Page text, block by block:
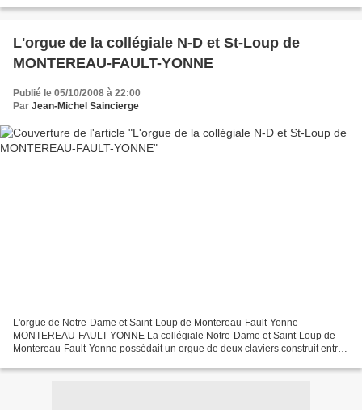
L'orgue de la collégiale N-D et St-Loup de
MONTEREAU-FAULT-YONNE
Publié le 05/10/2008 à 22:00
Par Jean-Michel Saincierge
L'orgue de Notre-Dame et Saint-Loup de Montereau-Fault-Yonne
MONTEREAU-FAULT-YONNE La collégiale Notre-Dame et Saint-Loup de
Montereau-Fault-Yonne possédait un orgue de deux claviers construit entre